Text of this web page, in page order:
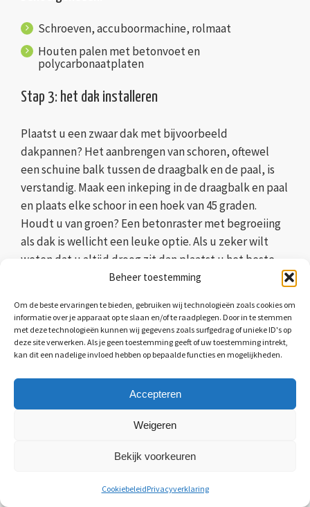
Beheer toestemming
Om de beste ervaringen te bieden, gebruiken wij technologieën zoals cookies om
informatie over je apparaat op te slaan en/of te raadplegen. Door in te stemmen
met deze technologieën kunnen wij gegevens zoals surfgedrag of unieke ID's op
deze site verwerken. Als je geen toestemming geeft of uw toestemming intrekt,
kan dit een nadelige invloed hebben op bepaalde functies en mogelijkheden.
Accepteren
Weigeren
Bekijk voorkeuren
CookiebeleidPrivacyverklaring
Schroeven, accuboormachine, rolmaat
Houten palen met betonvoet en
polycarbonaatplaten
Stap 3: het dak installeren
Plaatst u een zwaar dak met bijvoorbeeld
dakpannen? Het aanbrengen van schoren, oftewel
een schuine balk tussen de draagbalk en de paal, is
verstandig. Maak een inkeping in de draagbalk en paal
en plaats elke schoor in een hoek van 45 graden.
Houdt u van groen? Een betonraster met begroeiing
als dak is wellicht een leuke optie. Als u zeker wilt
weten dat u altijd droog zit dan plaatst u het beste
damwandplaten of polycarbonaatplaten.